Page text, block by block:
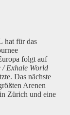
hat für das
folgt auf
/ Exhale World
Das nächste
Arenen
Zürich und eine